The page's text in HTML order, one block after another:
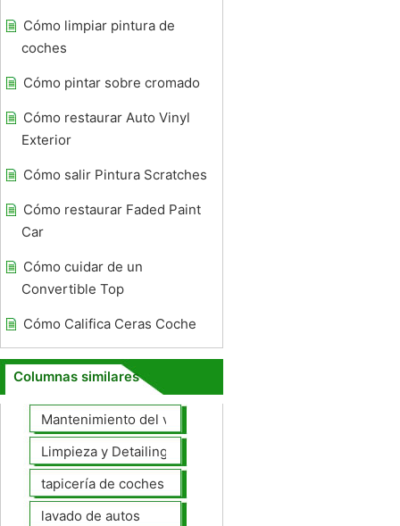
Cómo limpiar pintura de
coches
Cómo pintar sobre cromado
Cómo restaurar Auto Vinyl
Exterior
Cómo salir Pintura Scratches
Cómo restaurar Faded Paint
Car
Cómo cuidar de un
Convertible Top
Cómo Califica Ceras Coche
Columnas similares
Mantenimiento del vehículo
Limpieza y Detailing
tapicería de coches
lavado de autos